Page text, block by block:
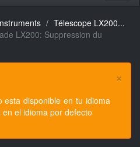
Télescope LX200...
LX200: Suppression du
×
esta disponible en tu idioma
el idioma por defecto